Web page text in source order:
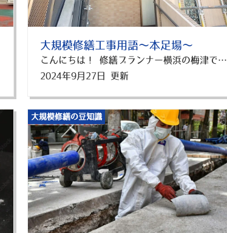
大規模修繕工事用語～本足場～
こんにちは！ 修繕プランナー横浜の梅津です。 大規模修繕工事の見積書を見てみると、見慣れない単語がでてくることがあると思います。 今回は直接仮設工事の欄に書かれている「本足場」についてご紹介します！ 一側足場と本足場のちがい ・一側足場（ひとかわあしば） 一側足場は、縦方向に設置される支柱が1本だけで、ブラケットを取り付けて足場板を設置する形式の足場です。 この足場は敷地が限られている環境、特に戸建て住宅のような狭い場所でよく使用されます。 一側足場の利点は、設置スペースが限られた場所でも効率的に使用できる点です。 また、支柱の数を減らせるため、資材のコストを抑えることも可能です。 ただし、支柱が少ない分、倒壊防止のために壁つなぎやアンカーなどで強度を補強する必要があります。 手すりがない構造のため、作業者の動きが制約されず、狭い現場での作業がしやすいというメリットがありますが、安全性や安定性では本足場に劣る部分があります。 そのため、高さのある建物や、大規模な建築物では使用が制限されることが多いです。 ・本足場（ほんあしば） 本足場とは、建築物の外壁面に沿って2本の支柱を設置し、その間に作業板を渡して組み立てる足場です。 このタイプの足場は「二側足場（ふたかわあしば）」とも呼ばれ、足場の基本形として広く採用されています。 本足場の最大の特徴は、作業スペースが広く確保できる点です。 2本の支柱が支えることで、安定感が高く、手すりを設置できるため、安全性が向上します。 このため、作業者が安全かつ効率的に作業を行うことが可能です。 本足場の義務化 2024年4月以降、本足場の使用が原則として義務化されました。 今回の義務化は、墜落・転落事故を防ぐことが目的とされています。 -改正内容- 1.一側足場の使用範囲が明確化 幅が1ｍ以上の箇所において足場を使用するときは、原則として本足場を使用する。 2.足場の点検時には点検者の指名が必要 事業者及び注文者が足場の点検を行う場合は、あらかじめ点検者を指名することが必要に。 3.足場の組立て等の後、点検者の指名の記録・保存が必要に 足場の組立て、一部解体、変更等の点検後に、点検者の指名を記録・保存することが必要に。 特殊な状況では例外もあります。 例えば、つり足場を使用する場合や、障害物があるために本足場の設置が困難な場合、一側足場の使用が例外的に認められています。 まとめ 本足場は、安定性と作業性に優れた足場であり、広いスペースが必要な現場に最適です。 一方、一側足場は狭い敷地で効率的に使える足場として、コストやスペースの制約がある場合に活躍します。 両者の特徴を理解し、現場に応じて適切な足場を選ぶことが、安全で効率的な作業に繋がります！ 横浜市でアパート・マンションの大規模修繕、外壁塗装、防水工事を検討している方は、是非この記事を参考にしてくださいね！ 修繕プランナー横浜では、横浜市でお客様にピッタリのプランを提案しています。 横浜市のアパート・マンションの大規模修繕、外壁塗装、防水工事は修繕プランナー横浜にお任せください！ 横浜市で大規模修繕・防水工事の事でお悩みなら 分かりやすく、相談しやすい！ 横浜市内に大規模修繕が気軽に相談できるショールームOPEN中！ ▼来店予約はこちら！
2024年9月27日 更新
大規模修繕の豆知識